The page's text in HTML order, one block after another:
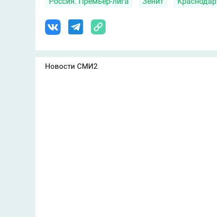
Новости СМИ2